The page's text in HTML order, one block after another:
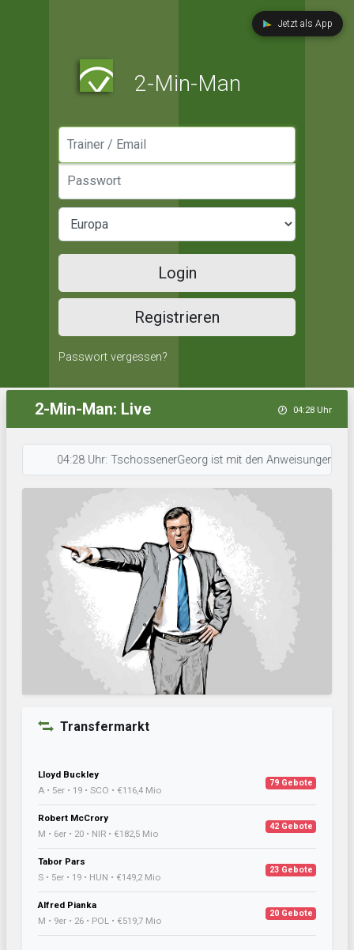
Jetzt als App
2-Min-Man
Login
Registrieren
Passwort vergessen?
2-Min-Man: Live 04:28 Uhr
04:28 Uhr: TschossenerGeorg ist mit den Anweisungen für
Transfermarkt
Lloyd Buckley
A • 5er • 19 • SCO • €116,4 Mio
79 Gebote
Robert McCrory
M • 6er • 20 • NIR • €182,5 Mio
42 Gebote
Tabor Pars
S • 5er • 19 • HUN • €149,2 Mio
23 Gebote
Alfred Pianka
M • 9er • 26 • POL • €519,7 Mio
20 Gebote